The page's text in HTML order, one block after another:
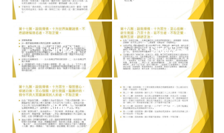
Slide21 Slide22
Slide23 Slide24